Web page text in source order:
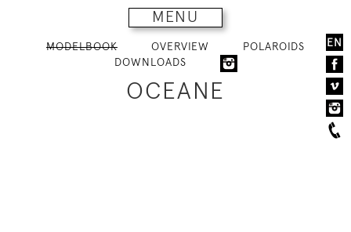
MENU
EN
MODELBOOK OVERVIEW
POLAROIDS
DOWNLOADS
OCEANE